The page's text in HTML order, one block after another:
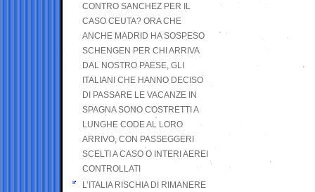
CONTRO SANCHEZ PER IL
CASO CEUTA? ORA CHE
ANCHE MADRID HA SOSPESO
SCHENGEN PER CHI ARRIVA
DAL NOSTRO PAESE, GLI
ITALIANI CHE HANNO DECISO
DI PASSARE LE VACANZE IN
SPAGNA SONO COSTRETTI A
LUNGHE CODE AL LORO
ARRIVO, CON PASSEGGERI
SCELTI A CASO O INTERI AEREI
CONTROLLATI
L’ITALIA RISCHIA DI RIMANERE